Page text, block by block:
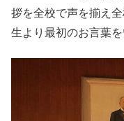
拶を全校で声を揃え
生より最初のお言葉を